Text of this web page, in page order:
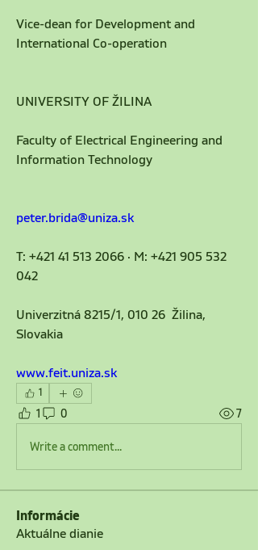
Vice-dean for Development and
International Co-operation
UNIVERSITY OF ŽILINA
Faculty of Electrical Engineering and
Information Technology
peter.brida@uniza.sk
T: +421 41 513 2066 · M: +421 905 532
042
Univerzitná 8215/1, 010 26  Žilina,
Slovakia
www.feit.uniza.sk
1
1 0 7
Write a comment...
Informácie
Aktuálne dianie